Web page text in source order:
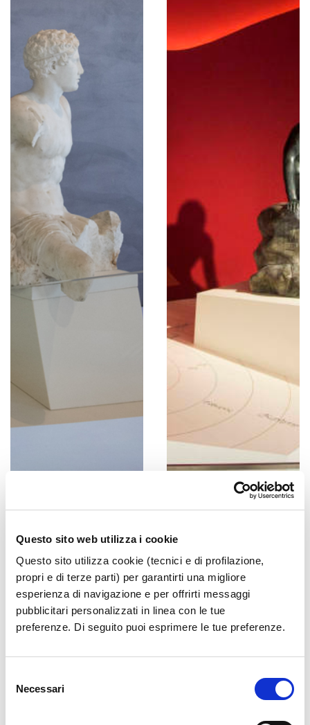
Questo sito web utilizza i cookie
Questo sito utilizza cookie (tecnici e di profilazione,
propri e di terze parti) per garantirti una migliore
esperienza di navigazione e per offrirti messaggi
pubblicitari personalizzati in linea con le tue
preferenze. Di seguito puoi esprimere le tue preferenze.
delNecessari